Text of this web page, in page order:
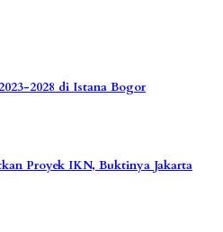
2028 di Istana Bogor
Proyek IKN, Buktinya Jakarta